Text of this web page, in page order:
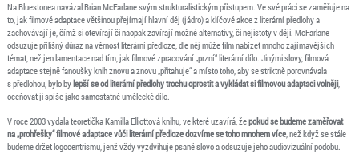
Na Bluestonea navázal Brian McFarlane svým strukturalistickým přístupem. Ve své práci se zaměřuje na
to, jak filmové adaptace většinou přejímají hlavní děj (jádro) a klíčové akce z literární předlohy a
zachovávají je, čímž si otevírají či naopak zavírají možné alternativy, či nejistoty v ději. McFarlane
odsuzuje přílišný důraz na věrnost literární předloze, dle něj může film nabízet mnoho zajímavějších
témat, než jen lamentace nad tím, jak filmové zpracování „przní“ literární dílo. Jinými slovy, filmová
adaptace stejně fanoušky knih znovu a znovu „přitahuje“ a místo toho, aby se striktně porovnávala
s předlohou, bylo bylepší se od literární předlohy trochu oprostit a vykládat si filmovou adaptaci volněji,
oceňovat ji spíše jako samostatné umělecké dílo.
V roce 2003 vydala teoretička Kamilla Elliottová knihu, ve které uzavírá, žepokud se budeme zaměřovat
na „prohřešky“ filmové adaptace vůči literární předloze dozvíme se toho mnohem více, než když se stále
budeme držet logocentrismu, jenž vždy vyzdvihuje psané slovo a odsuzuje jeho audiovizuální podobu.